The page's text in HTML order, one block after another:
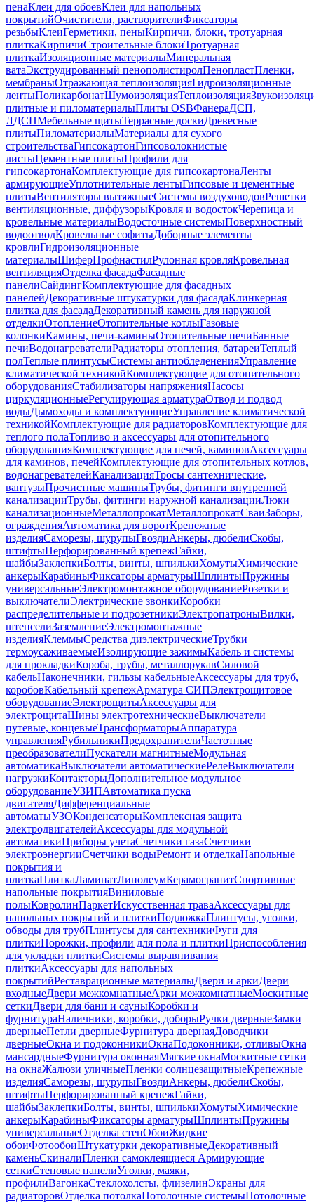
пенаКлеи для обоевКлеи для напольных
покрытийОчистители, растворителиФиксаторы
резьбыКлеиГерметики, пеныКирпичи, блоки, тротуарная
плиткаКирпичиСтроительные блокиТротуарная
плиткаИзоляционные материалыМинеральная
ватаЭкструдированный пенополистиролПенопластПленки,
мембраныОтражающая теплоизоляцияГидроизоляционные
лентыПоликарбонатШумоизоляцияТеплоизоляция
плитные и пиломатериалыПлиты OSBФанераДСП,
ЛДСПМебельные щитыТеррасные доскиДревесные
плитыПиломатериалыМатериалы для сухого
строительстваГипсокартонГипсоволокнистые
листыЦементные плитыПрофили для
гипсокартонаКомплектующие для гипсокартонаЛенты
армирующиеУплотнительные лентыГипсовые и цементные
плитыВентиляторы вытяжныеСистемы воздуховодовРешетки
вентиляционные, диффузорыКровля и водостокЧерепица и
кровельные материалыВодосточные системыПоверхностный
водоотводКровельные софитыДоборные элементы
кровлиГидроизоляционные
материалыШиферПрофнастилРулонная кровляКровельная
вентиляцияОтделка фасадаФасадные
панелиСайдингКомплектующие для фасадных
панелейДекоративные штукатурки для фасадаКлинкерная
плитка для фасадаДекоративный камень для наружной
отделкиОтоплениеОтопительные котлыГазовые
колонкиКамины, печи-каминыОтопительные печиБанные
печиВодонагревателиРадиаторы отопления, батареиТеплый
полТеплые плинтусыСистемы антиобледененияУправление
климатической техникойКомплектующие для отопительного
оборудованияСтабилизаторы напряженияНасосы
циркуляционныеРегулирующая арматураОтвод и подвод
водыДымоходы и комплектующиеУправление климатической
техникойКомплектующие для радиаторовКомплектующие для
теплого полаТопливо и аксессуары для отопительного
оборудованияКомплектующие для печей, каминовАксессуары
для каминов, печейКомплектующие для отопительных котлов,
водонагревателейКанализацияТросы сантехнические,
вантузыПрочистные машиныТрубы, фитинги внутренней
канализацииТрубы, фитинги наружной канализацииЛюки
канализационныеМеталлопрокатМеталлопрокатСваиЗаборы,
огражденияАвтоматика для воротКрепежные
изделияСаморезы, шурупыГвоздиАнкеры, дюбелиСкобы,
штифтыПерфорированный крепежГайки,
шайбыЗаклепкиБолты, винты, шпилькиХомутыХимические
анкерыКарабиныФиксаторы арматурыШплинтыПружины
универсальныеЭлектромонтажное оборудованиеРозетки и
выключателиЭлектрические звонкиКоробки
распределительные и подрозетникиЭлектропатроныВилки,
штепселиЗаземлениеЭлектромонтажные
изделияКлеммыСредства диэлектрическиеТрубки
термоусаживаемыеИзолирующие зажимыКабель и системы
для прокладкиКороба, трубы, металлорукавСиловой
кабельНаконечники, гильзы кабельныеАксессуары для труб,
коробовКабельный крепежАрматура СИПЭлектрощитовое
оборудованиеЭлектрощитыАксессуары для
электрощитаШины электротехническиеВыключатели
путевые, концевыеТрансформаторыАппаратура
управленияРубильникиПредохранителиЧастотные
преобразователиПускатели магнитныеМодульная
автоматикаВыключатели автоматическиеРелеВыключатели
нагрузкиКонтакторыДополнительное модульное
оборудованиеУЗИПАвтоматика пуска
двигателяДифференциальные
автоматыУЗОКонденсаторыКомплексная защита
электродвигателейАксессуары для модульной
автоматикиПриборы учетаСчетчики газаСчетчики
электроэнергииСчетчики водыРемонт и отделкаНапольные
покрытия и
плиткаПлиткаЛаминатЛинолеумКерамогранитСпортивные
напольные покрытияВиниловые
полыКовролинПаркетИскусственная траваАксессуары для
напольных покрытий и плиткиПодложкаПлинтусы, уголки,
обводы для трубПлинтусы для сантехникиФуги для
плиткиПорожки, профили для пола и плиткиПриспособления
для укладки плиткиСистемы выравнивания
плиткиАксессуары для напольных
покрытийРеставрационные материалыДвери и аркиДвери
входныеДвери межкомнатныеАрки межкомнатныеМоскитные
сеткиДвери для бани и сауныКоробки и
фурнитураНаличники, коробки, доборыРучки дверныеЗамки
дверныеПетли дверныеФурнитура двернаяДоводчики
дверныеОкна и подоконникиОкнаПодоконники, отливыОкна
мансардныеФурнитура оконнаяМягкие окнаМоскитные сетки
на окнаЖалюзи уличныеПленки солнцезащитныеКрепежные
изделияСаморезы, шурупыГвоздиАнкеры, дюбелиСкобы,
штифтыПерфорированный крепежГайки,
шайбыЗаклепкиБолты, винты, шпилькиХомутыХимические
анкерыКарабиныФиксаторы арматурыШплинтыПружины
универсальныеОтделка стенОбоиЖидкие
обоиФотообоиШтукатурки декоративныеДекоративный
каменьСкиналиПленки самоклеящиеся Армирующие
сеткиСтеновые панелиУголки, маяки,
профилиВагонкаСтеклохолсты, флизелинЭкраны для
радиаторовОтделка потолкаПотолочные системыПотолочные